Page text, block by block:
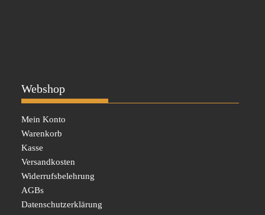
Webshop
Mein Konto
Warenkorb
Kasse
Versandkosten
Widerrufsbelehrung
AGBs
Datenschutzerklärung